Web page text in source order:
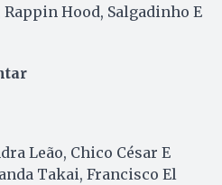
Hood, Salgadinho E
Leão, Chico César E
Takai, Francisco El